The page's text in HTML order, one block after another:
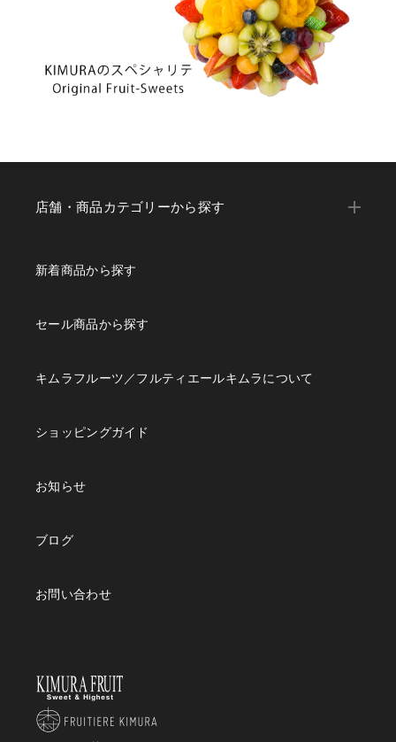
店舗・商品カテゴリーから探す
新着商品から探す
セール商品から探す
キムラフルーツ／フルティエールキムラについて
ショッピングガイド
お知らせ
ブログ
お問い合わせ